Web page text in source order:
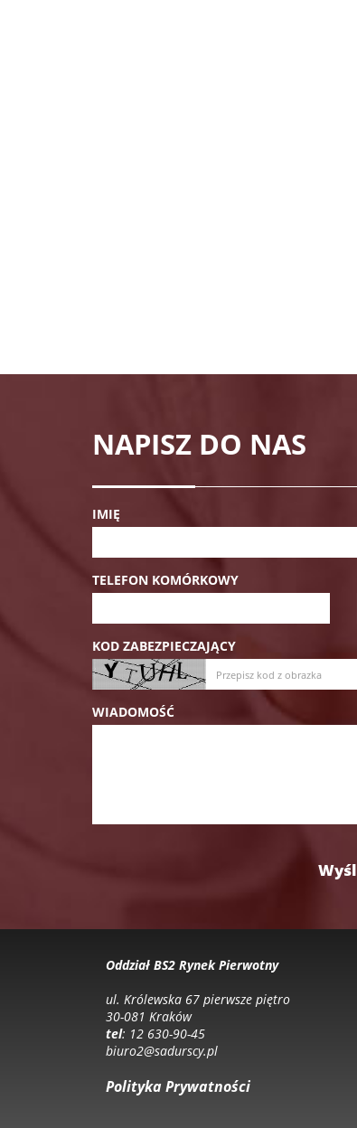
NAPISZ DO NAS
IMIĘ
TELEFON KOMÓRKOWY
KOD ZABEZPIECZAJĄCY
WIADOMOŚĆ
Oddział BS2 Rynek Pierwotny
ul. Królewska 67 pierwsze piętro
30-081 Kraków
tel: 12 630-90-45
biuro2@sadurscy.pl
Polityka Prywatności